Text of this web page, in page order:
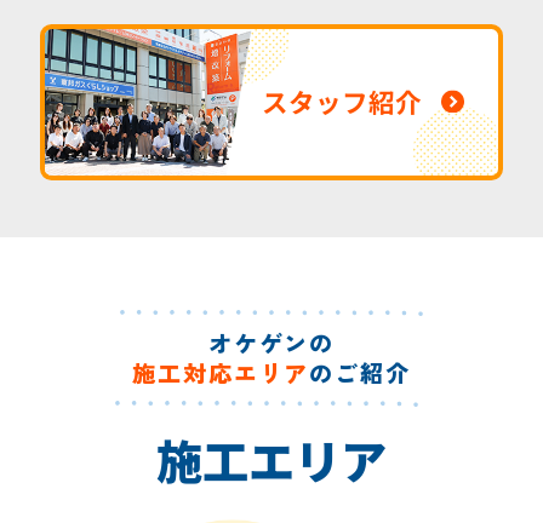
スタッフ紹介
オケゲンの
施工対応エリアのご紹介
施工エリア